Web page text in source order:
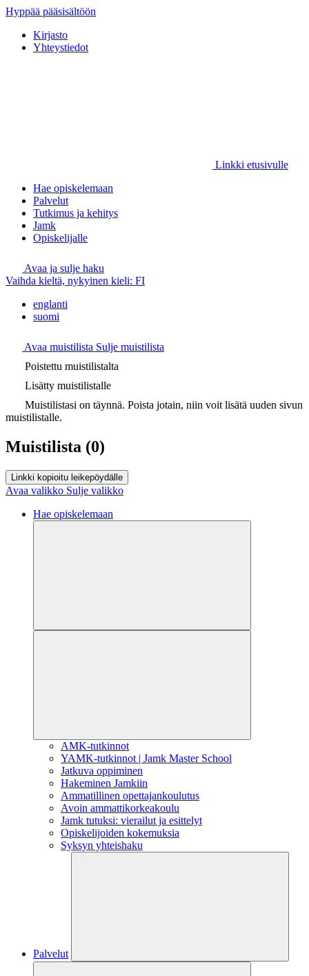
Hyppää pääsisältöön
Kirjasto
Yhteystiedot
Linkki etusivulle
Hae opiskelemaan
Palvelut
Tutkimus ja kehitys
Jamk
Opiskelijalle
Avaa ja sulje haku
Vaihda kieltä, nykyinen kieli: FI
englanti
suomi
Avaa muistilista Sulje muistilista
Poistettu muistilistalta
Lisätty muistilistalle
Muistilistasi on täynnä. Poista jotain, niin voit lisätä uuden sivun
muistilistalle.
Muistilista (0)
Linkki kopioitu leikepöydälle
Avaa valikko Sulje valikko
Hae opiskelemaan
AMK-tutkinnot
YAMK-tutkinnot | Jamk Master School
Jatkuva oppiminen
Hakeminen Jamkiin
Ammatillinen opettajankoulutus
Avoin ammattikorkeakoulu
Jamk tutuksi: vierailut ja esittelyt
Opiskelijoiden kokemuksia
Syksyn yhteishaku
Palvelut